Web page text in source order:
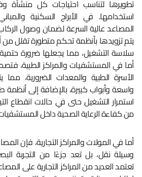
تطويرها لتناسب احتياجات كل منشأة
استخدامها. في الأبراج السكنية
المصاعد عالية السرعة لضمان وصول
يتم تزويدها بأنظمة تحكم متطورة تقلل من
سلاسة التشغيل، مما يجعلها ضرورة
أما في المستشفيات والمراكز الطبية،
الأسرة الطبية والمعدات الضرورية،
واسعة وأبواب كبيرة، بالإضافة إلى
استمرار التشغيل حتى في حالات انقطاع
من كفاءة الرعاية الصحية داخل
أما في المولات والمراكز التجارية، فإن
وسيلة نقل، بل تعد جزءًا من التجربة
تعتمد العديد من المراكز التجارية على